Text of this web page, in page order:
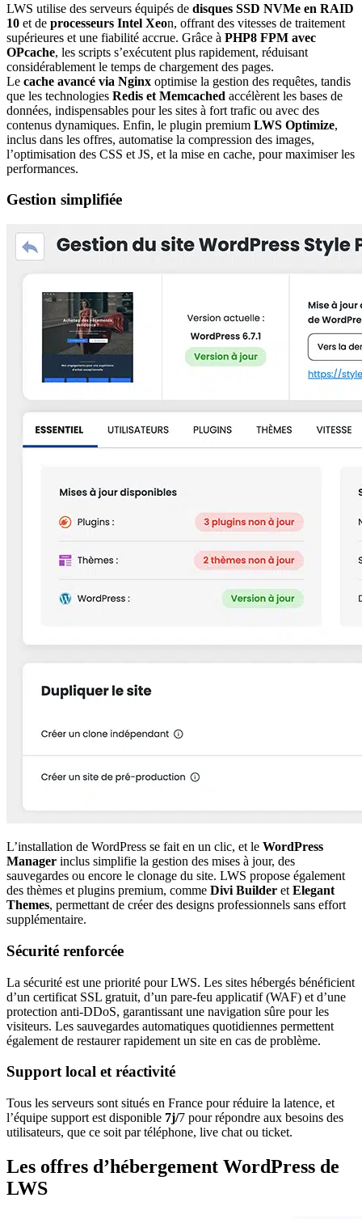
LWS utilise des serveurs équipés de disques SSD NVMe en RAID
10 et de processeurs Intel Xeon, offrant des vitesses de traitement
supérieures et une fiabilité accrue. Grâce à PHP8 FPM avec
OPcache, les scripts s’exécutent plus rapidement, réduisant
considérablement le temps de chargement des pages.
Le cache avancé via Nginx optimise la gestion des requêtes, tandis
que les technologies Redis et Memcached accélèrent les bases de
données, indispensables pour les sites à fort trafic ou avec des
contenus dynamiques. Enfin, le plugin premium LWS Optimize,
inclus dans les offres, automatise la compression des images,
l’optimisation des CSS et JS, et la mise en cache, pour maximiser les
performances.
Gestion simplifiée
L’installation de WordPress se fait en un clic, et le WordPress
Manager inclus simplifie la gestion des mises à jour, des
sauvegardes ou encore le clonage du site. LWS propose également
des thèmes et plugins premium, comme Divi Builder et Elegant
Themes, permettant de créer des designs professionnels sans effort
supplémentaire.
Sécurité renforcée
La sécurité est une priorité pour LWS. Les sites hébergés bénéficient
d’un certificat SSL gratuit, d’un pare-feu applicatif (WAF) et d’une
protection anti-DDoS, garantissant une navigation sûre pour les
visiteurs. Les sauvegardes automatiques quotidiennes permettent
également de restaurer rapidement un site en cas de problème.
Support local et réactivité
Tous les serveurs sont situés en France pour réduire la latence, et
l’équipe support est disponible 7j/7 pour répondre aux besoins des
utilisateurs, que ce soit par téléphone, live chat ou ticket.
Les offres d’hébergement WordPress de
LWS